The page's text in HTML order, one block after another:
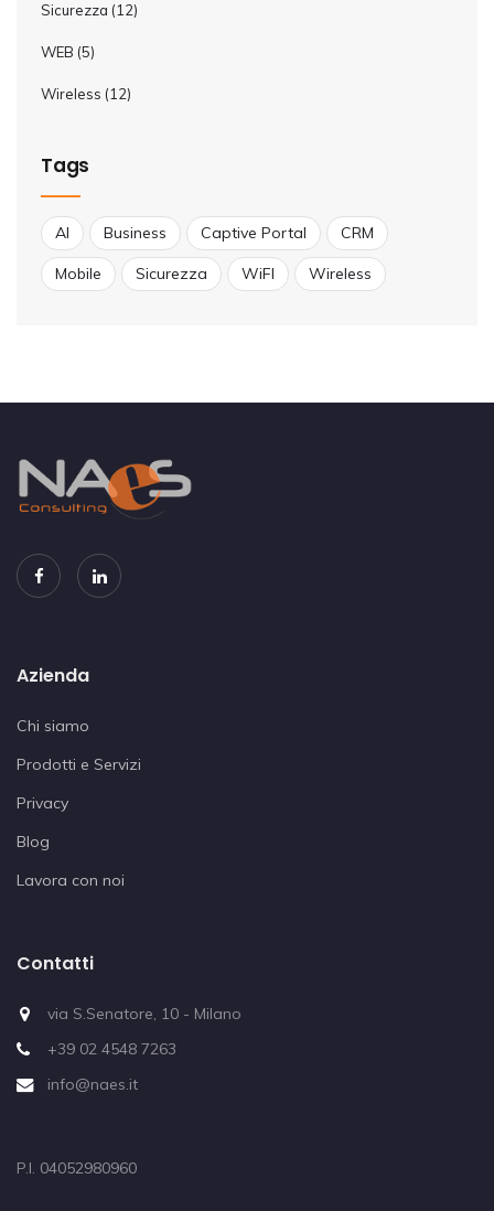
Sicurezza (12)
WEB (5)
Wireless (12)
Tags
AI Business Captive Portal CRM
Mobile Sicurezza WiFI Wireless
Azienda
Chi siamo
Prodotti e Servizi
Privacy
Blog
Lavora con noi
Contatti
via S.Senatore, 10 - Milano
+39 02 4548 7263
info@naes.it
P.I. 04052980960